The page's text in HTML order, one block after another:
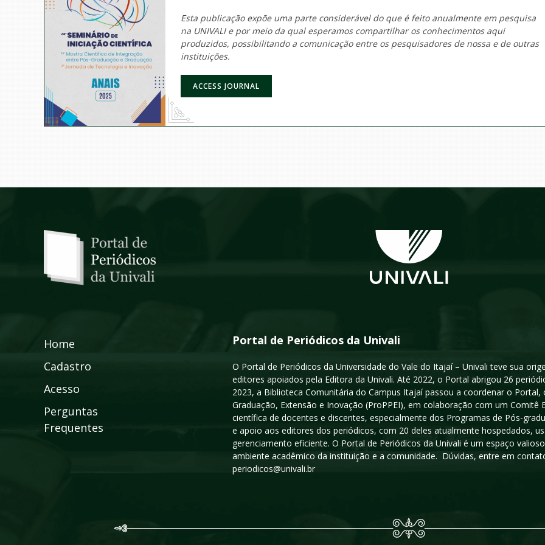
Esta publicação expõe uma parte considerável do que é feito anualmente em pesquisa
na UNIVALI e por meio da qual esperamos compartilhar os conhecimentos aqui
produzidos, possibilitando a comunicação entre os pesquisadores de nossa e de outras
instituições.
ACCESS JOURNAL
Home
Cadastro
Acesso
Perguntas
Frequentes
Portal de Periódicos da Univali
O Portal de Periódicos da Universidade do Vale do Itajaí – Univali teve sua
editores apoiados pela Editora da Univali. Até 2022, o Portal abrigou 26
2023, a Biblioteca Comunitária do Campus Itajaí passou a coordenar o
Graduação, Extensão e Inovação (ProPPEI), em colaboração com um
científica de docentes e discentes, especialmente dos Programas de Pós-
e apoio aos editores dos periódicos, com 20 deles atualmente hospedados,
gerenciamento eficiente. O Portal de Periódicos da Univali é um espaço
ambiente acadêmico da instituição e a comunidade. Dúvidas, entre em
periodicos@univali.br